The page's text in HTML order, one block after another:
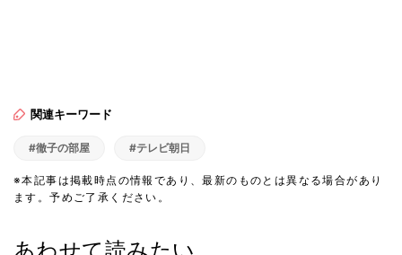
関連キーワード
#徹子の部屋 #テレビ朝日
※本記事は掲載時点の情報であり、最新のものとは異なる場合があり
ます。予めご了承ください。